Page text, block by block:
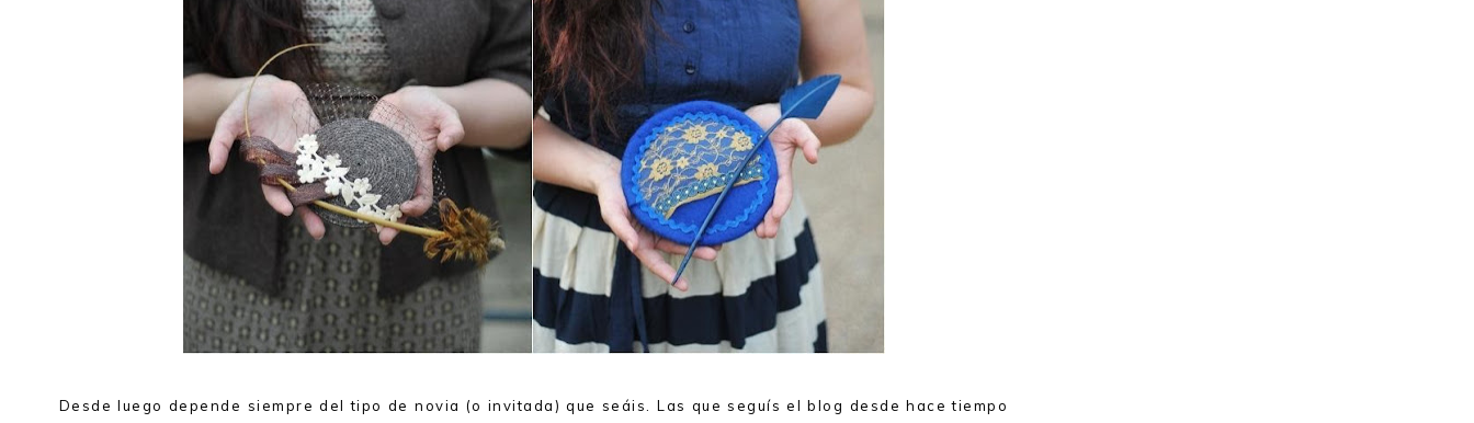
Desde luego depende siempre del tipo de novia (o invitada) que seáis. Las que seguís el blog desde hace tiempo